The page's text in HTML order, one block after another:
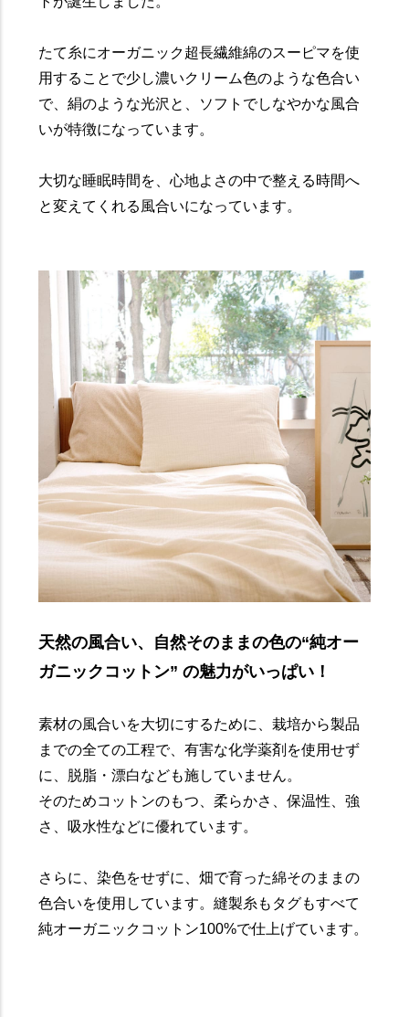
たて糸にオーガニック超長繊維綿のスーピマを使
用することで少し濃いクリーム色のような色合い
で、絹のような光沢と、ソフトでしなやかな風合
いが特徴になっています。
大切な睡眠時間を、心地よさの中で整える時間へ
と変えてくれる風合いになっています。
天然の風合い、自然そのままの色の“純オー
ガニックコットン” の魅力がいっぱい！
素材の風合いを大切にするために、栽培から製品
までの全ての工程で、有害な化学薬剤を使用せず
に、脱脂・漂白なども施していません。
そのためコットンのもつ、柔らかさ、保温性、強
さ、吸水性などに優れています。
さらに、染色をせずに、畑で育った綿そのままの
色合いを使用しています。縫製糸もタグもすべて
純オーガニックコットン100%で仕上げています。